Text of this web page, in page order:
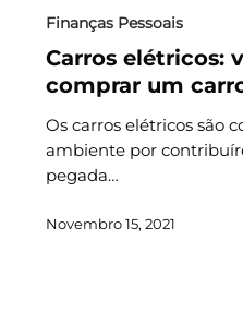
Finanças Pessoais
Carros elétricos:
comprar um
Os carros elétricos são
ambiente por
pegada…
Novembro 15, 2021